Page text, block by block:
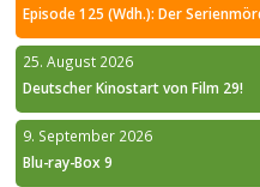
Episode 125 (Wdh.): Der
25. August 2026
Deutscher Kinostart von Film 29!
9. September 2026
Blu-ray-Box 9